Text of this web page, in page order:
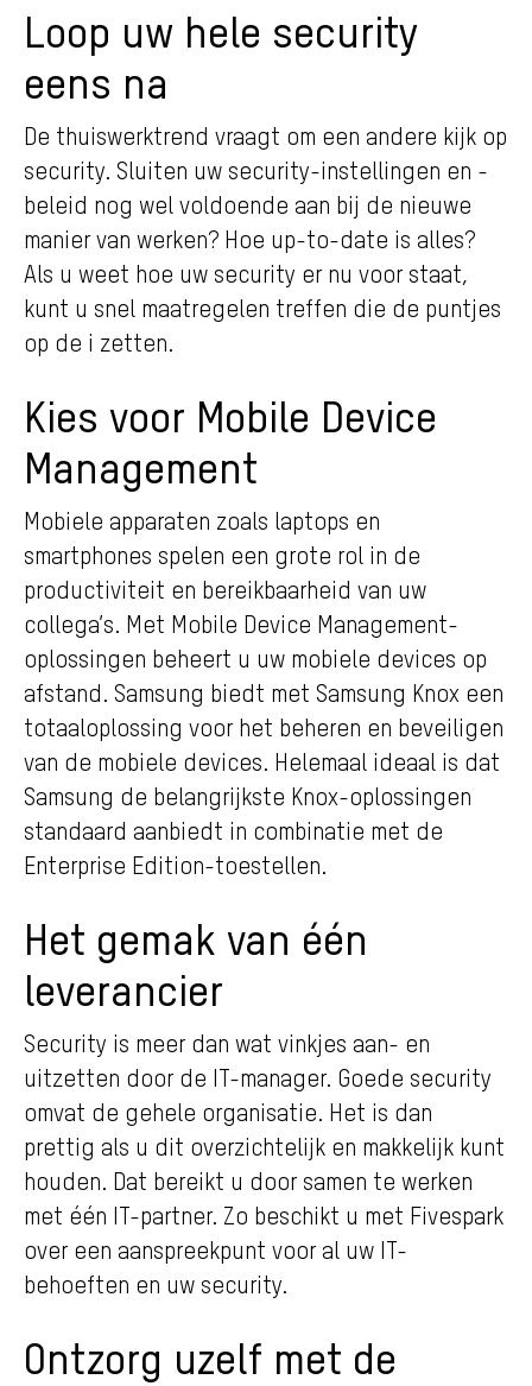
Loop uw hele security
eens na
De thuiswerktrend vraagt om een andere kijk op
security. Sluiten uw security-instellingen en -
beleid nog wel voldoende aan bij de nieuwe
manier van werken? Hoe up-to-date is alles?
Als u weet hoe uw security er nu voor staat,
kunt u snel maatregelen treffen die de puntjes
op de i zetten.
Kies voor Mobile Device
Management
Mobiele apparaten zoals laptops en
smartphones spelen een grote rol in de
productiviteit en bereikbaarheid van uw
collega’s. Met Mobile Device Management-
oplossingen beheert u uw mobiele devices op
afstand. Samsung biedt met Samsung Knox een
totaaloplossing voor het beheren en beveiligen
van de mobiele devices. Helemaal ideaal is dat
Samsung de belangrijkste Knox-oplossingen
standaard aanbiedt in combinatie met de
Enterprise Edition-toestellen.
Het gemak van één
leverancier
Security is meer dan wat vinkjes aan- en
uitzetten door de IT-manager. Goede security
omvat de gehele organisatie. Het is dan
prettig als u dit overzichtelijk en makkelijk kunt
houden. Dat bereikt u door samen te werken
met één IT-partner. Zo beschikt u met Fivespark
over een aanspreekpunt voor al uw IT-
behoeften en uw security.
Ontzorg uzelf met de